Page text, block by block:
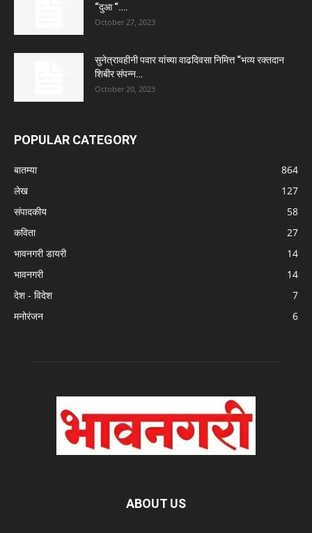
“दुआ “….
October 27, 2023
सुनेत्रावहीनी पवार यांच्या वाढदिवसा निमित्त “भव्य रक्तदान
शिबीर संपन्न…
October 20, 2023
POPULAR CATEGORY
बातम्या
864
लेख
127
संपादकीय
58
कविता
27
भावनगरी डायरी
14
भावनगरी
14
देश - विदेश
7
मनोरंजन
6
ABOUT US